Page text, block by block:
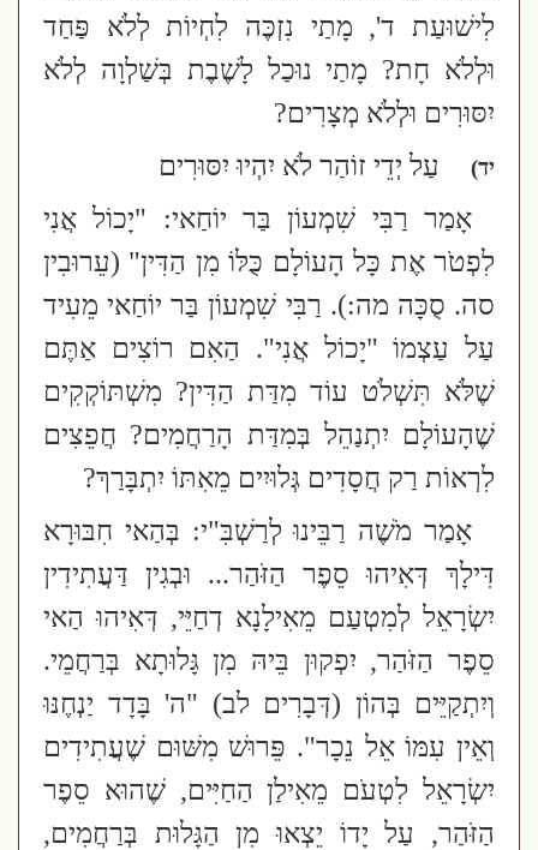
לִישׁוּעַת ד', מָתַי נִזְכֶּה לִחְיוֹת לְלֹא פַּחַד
וּלְלֹא חָת? מָתַי נוּכַל לָשֶׁבֶת בְּשַׁלְוָה לְלֹא
יִסּוּרִים וּלְלֹא מְצָרִים?
יד)
עַל יְדֵי זוֹהַר לֹא יִהְיוּ יִסּוּרִים
אָמַר רַבִּי שִׁמְעוֹן בַּר יוֹחַאי: "יָכוֹל אֲנִי
לִפְטֹר אֶת כָּל הָעוֹלָם כֻּלּוֹ מִן הַדִּין"(עֵרוּבִין
סה. סֻכָּה מה:). רַבִּי שִׁמְעוֹן בַּר יוֹחַאי מֵעִיד
עַל עַצְמוֹ "יָכוֹל אֲנִי". הַאִם רוֹצִים אַתֶּם
שֶׁלֹּא תִּשְׁלֹט עוֹד מִדַּת הַדִּין? מִשְׁתּוֹקְקִים
שֶׁהָעוֹלָם יִתְנַהֵל בְּמִדַּת הָרַחֲמִים? חֲפֵצִים
לִרְאוֹת רַק חֲסָדִים גְּלוּיִים מֵאִתּוֹ יִתְבָּרַךְ?
אָמַר מֹשֶׁה רַבֵּינוּ לְרַשְׁבִּ"י:בְּהַאי חִבּוּרָא
דִּילָךְ דְּאִיהוּ סֵפֶר הַזֹּהַר... וּבְגִין דַּעֲתִידִין
יִשְׂרָאֵל לְמִטְעַם מֵאִילָנָא דְחַיֵּי, דְּאִיהוּ הַאי
סֵפֶר הַזֹּהַר, יִפְקוּן בֵּיהּ מִן גָּלוּתָא בְּרַחֲמֵי.
וְיִתְקַיֵּים בְּהוֹן(דְּבָרִים לב)"ה' בָּדָד יַנְחֶנּוּ
וְאֵין עִמּוֹ אֵל נֵכָר". פֵּרוּשׁ מִשּׁוּם שֶׁעֲתִידִים
יִשְׂרָאֵל לִטְעֹם מֵאִילַן הַחַיִּים, שֶׁהוּא סֵפֶר
הַזֹּהַר, עַל יָדוֹ יֵצְאוּ מִן הַגָּלוּת בְּרַחֲמִים,